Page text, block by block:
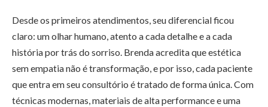
Desde os primeiros atendimentos, seu diferencial ficou
claro: um olhar humano, atento a cada detalhe e a cada
história por trás do sorriso. Brenda acredita que estética
sem empatia não é transformação, e por isso, cada paciente
que entra em seu consultório é tratado de forma única. Com
técnicas modernas, materiais de alta performance e uma